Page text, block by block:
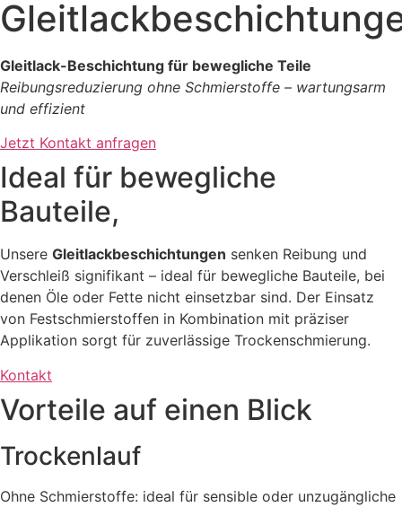
Gleitlack-Beschichtung für bewegliche Teile
Reibungsreduzierung ohne Schmierstoffe – wartungsarm
und effizient
Jetzt Kontakt anfragen
Ideal für bewegliche
Bauteile,
Unsere Gleitlackbeschichtungen senken Reibung und
Verschleiß signifikant – ideal für bewegliche Bauteile, bei
denen Öle oder Fette nicht einsetzbar sind. Der Einsatz
von Festschmierstoffen in Kombination mit präziser
Applikation sorgt für zuverlässige Trockenschmierung.
Kontakt
Vorteile auf einen Blick
Trockenlauf
Ohne Schmierstoffe: ideal für sensible oder unzugängliche